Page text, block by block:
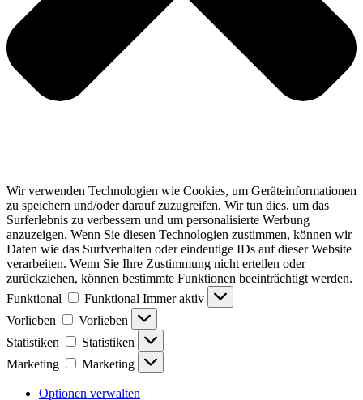
Wir verwenden Technologien wie Cookies, um Geräteinformationen
zu speichern und/oder darauf zuzugreifen. Wir tun dies, um das
Surferlebnis zu verbessern und um personalisierte Werbung
anzuzeigen. Wenn Sie diesen Technologien zustimmen, können wir
Daten wie das Surfverhalten oder eindeutige IDs auf dieser Website
verarbeiten. Wenn Sie Ihre Zustimmung nicht erteilen oder
zurückziehen, können bestimmte Funktionen beeinträchtigt werden.
Funktional
Funktional Immer aktiv
Vorlieben
Vorlieben
Statistiken
Statistiken
Marketing
Marketing
Optionen verwalten